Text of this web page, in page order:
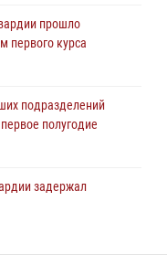
почтили память детей
прошло
первого курса
подразделений
полугодие
задержал